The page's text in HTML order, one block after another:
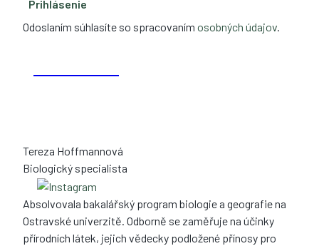
Prihlásenie
Odoslaním súhlasíte so spracovaním osobných údajov.
Tereza Hoffmannová
Biologický specialista
Absolvovala bakalářský program biologie a geografie na
Ostravské univerzitě. Odborně se zaměřuje na účinky
přírodních látek, jejich vědecky podložené přínosy pro